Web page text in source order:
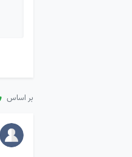
بر اساس